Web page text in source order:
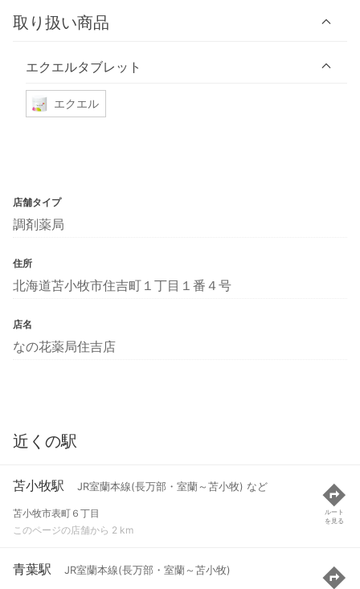
取り扱い商品
エクエルタブレット
エクエル
店舗タイプ
調剤薬局
住所
北海道苫小牧市住吉町１丁目１番４号
店名
なの花薬局住吉店
近くの駅
苫小牧駅 JR室蘭本線(長万部・室蘭～苫小牧) など
苫小牧市表町６丁目
このページの店舗から 2 km
ルート
を見る
青葉駅 JR室蘭本線(長万部・室蘭～苫小牧)